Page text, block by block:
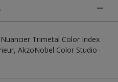
Trimetal Color Index
AkzoNobel Color Studio -